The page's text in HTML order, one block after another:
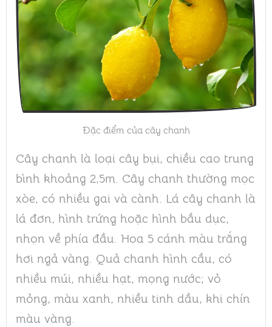
Đặc điểm của cây chanh
Cây chanh là loại cây bụi, chiều cao trung
bình khoảng 2,5m. Cây chanh thường mọc
xòe, có nhiều gai và cành. Lá cây chanh là
lá đơn, hình trứng hoặc hình bầu dục,
nhọn về phía đầu. Hoa 5 cánh màu trắng
hơi ngả vàng. Quả chanh hình cầu, có
nhiều múi, nhiều hạt, mọng nước; vỏ
mỏng, màu xanh, nhiều tinh dầu, khi chín
màu vàng.